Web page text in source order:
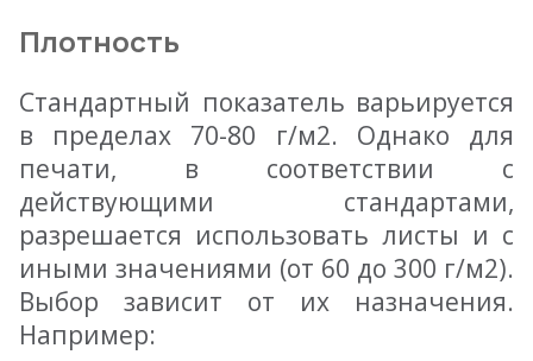
Плотность
Стандартный показатель варьируется
в пределах 70-80 г/м2. Однако для
печати, в соответствии с
действующими стандартами,
разрешается использовать листы и с
иными значениями (от 60 до 300 г/м2).
Выбор зависит от их назначения.
Например: